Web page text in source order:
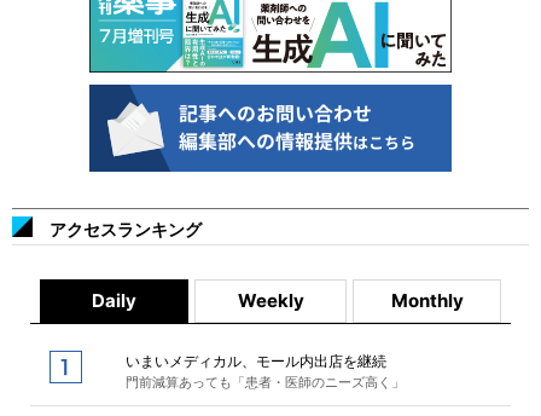
アクセスランキング
Daily Weekly Monthly
いまいメディカル、モール内出店を継続
門前減算あっても「患者・医師のニーズ高く」